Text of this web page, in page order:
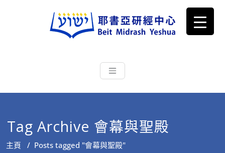
耶書亞研經中心
根源明白聖經，成為更好的門徒
Tag Archive 會幕與聖殿
主頁 / Posts tagged "會幕與聖殿"